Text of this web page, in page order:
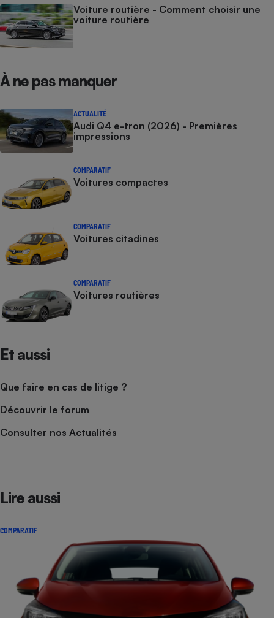
Voiture routière - Comment choisir une
voiture routière
À ne pas manquer
ACTUALITÉ
Audi Q4 e-tron (2026) - Premières
impressions
COMPARATIF
Voitures compactes
COMPARATIF
Voitures citadines
COMPARATIF
Voitures routières
Et aussi
Que faire en cas de litige ?
Découvrir le forum
Consulter nos Actualités
Lire aussi
COMPARATIF